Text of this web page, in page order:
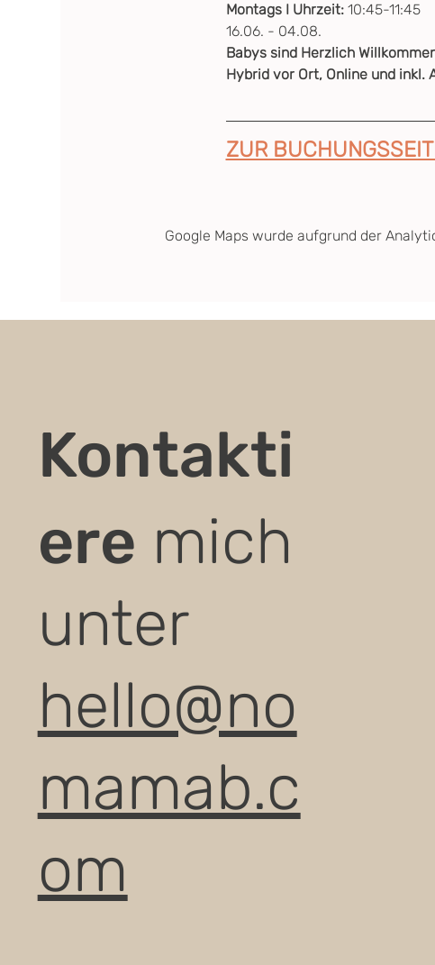
Montags I Uhrzeit: 10:45-11:45
16.06. - 04.08.
Babys sind Herzlich
Hybrid vor Ort, Online und inkl.
ZUR
Google Maps wurde aufgrund der
Kontakti
ere mich
unter
hello@no
mamab.c
om